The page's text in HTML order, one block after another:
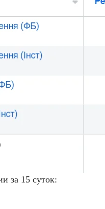
за 15 суток: